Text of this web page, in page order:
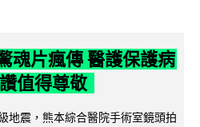
魂片瘋傳 醫護保護病
值得尊敬
地震，熊本綜合醫院手術室鏡頭拍